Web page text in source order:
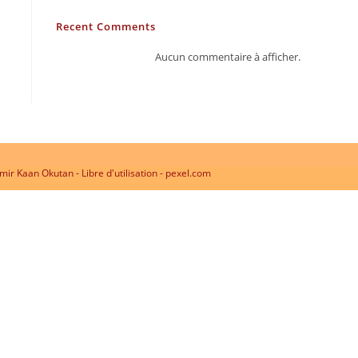
Recent Comments
Aucun commentaire à afficher.
Kaan Okutan - Libre d'utilisation - pexel.com